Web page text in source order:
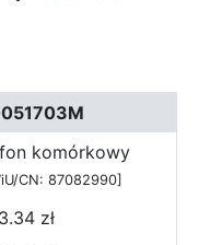
komórkowy
CN: 87082990]
zł